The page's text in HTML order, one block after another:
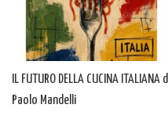
IL FUTURO DELLA CUCINA ITALIANA
Paolo Mandelli